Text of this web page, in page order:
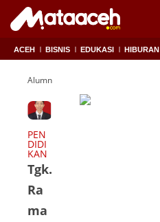
ACEH BISNIS EDUKASI HIBURAN
Alumni FUAD
PEN
DIDI
KAN
Tgk.
Ra
ma